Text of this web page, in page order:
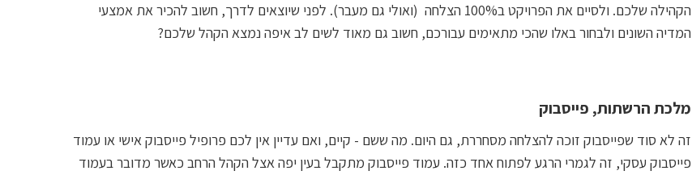
ניהול קהילה
הקהילה שלכם. ולסיים את הפרויקט ב100% הצלחה (ואולי גם מעבר). לפני שיוצאים לדרך, חשוב להכיר את אמצעי
המדיה השונים ולבחור באלו שהכי מתאימים עבורכם, חשוב גם מאוד לשים לב איפה נמצא הקהל שלכם?
מלכת הרשתות, פייסבוק
זה לא סוד שפייסבוק זוכה להצלחה מסחררת, גם היום. מה ששם - קיים, ואם עדיין אין לכם פרופיל פייסבוק אישי או עמוד
פייסבוק עסקי, זה לגמרי הרגע לפתוח אחד כזה. עמוד פייסבוק מתקבל בעין יפה אצל הקהל הרחב כאשר מדובר בעמוד